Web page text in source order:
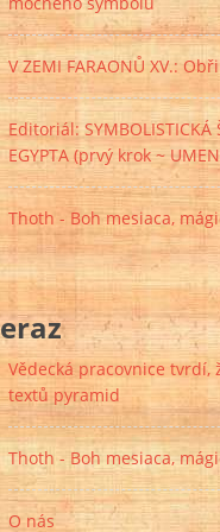
V ZEMI FARAONŮ XV.:
Editoriál: SYMBOLISTICKÁ
EGYPTA (prvý krok ~
Thoth - Boh mesiaca,
Vědecká pracovnice tvrdí,
textů pyramid
Thoth - Boh mesiaca,
O nás